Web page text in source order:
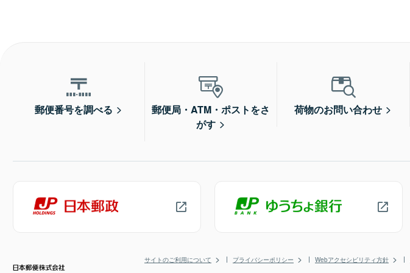
郵便番号を調べる
郵便局・ATM・ポストをさ
がす
荷物のお問い合わせ
サイトのご利用について プライバシーポリシー Webアクセシビリティ方針